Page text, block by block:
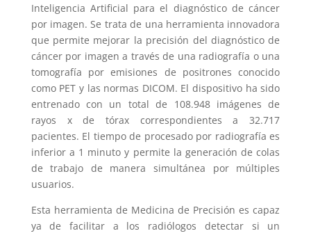
Inteligencia Artificial para el diagnóstico de cáncer
por imagen. Se trata de una herramienta innovadora
que permite mejorar la precisión del diagnóstico de
cáncer por imagen a través de una radiografía o una
tomografía por emisiones de positrones conocido
como PET y las normas DICOM. El dispositivo ha sido
entrenado con un total de 108.948 imágenes de
rayos x de tórax correspondientes a 32.717
pacientes. El tiempo de procesado por radiografía es
inferior a 1 minuto y permite la generación de colas
de trabajo de manera simultánea por múltiples
usuarios.
Esta herramienta de Medicina de Precisión es capaz
ya de facilitar a los radiólogos detectar si un